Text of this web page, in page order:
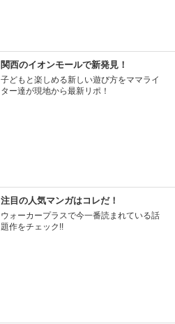
関西のイオンモールで新発見！
子どもと楽しめる新しい遊び方をママライ
ター達が現地から最新リポ！
注目の人気マンガはコレだ！
ウォーカープラスで今一番読まれている話
題作をチェック!!